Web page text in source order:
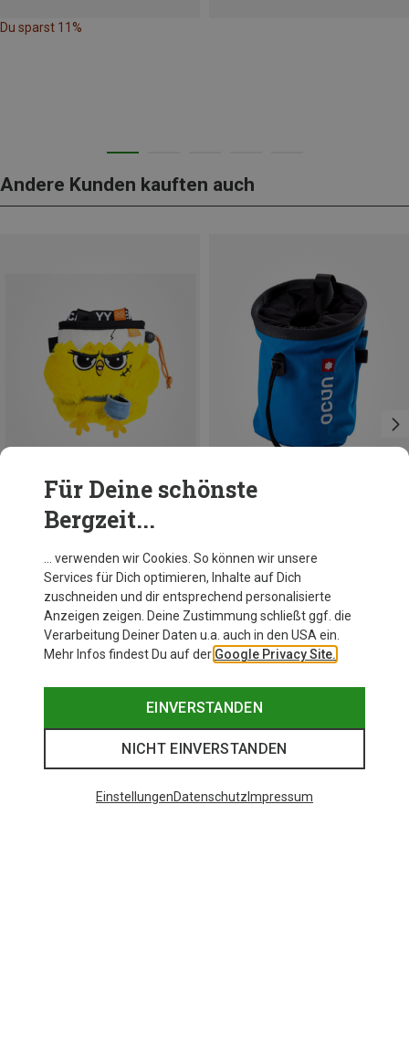
Du sparst 11%
Andere Kunden kauften auch
YY Vertical
Chick Chalkbag
Ocun
Push Chalkbag
17,95 €
Für Deine schönste
Bergzeit...
… verwenden wir Cookies. So können wir unsere
Services für Dich optimieren, Inhalte auf Dich
zuschneiden und dir entsprechend personalisierte
Anzeigen zeigen. Deine Zustimmung schließt ggf. die
Verarbeitung Deiner Daten u.a. auch in den USA ein.
Mehr Infos findest Du auf der Google Privacy Site.
EINVERSTANDEN
NICHT EINVERSTANDEN
EinstellungenDatenschutz Impressum